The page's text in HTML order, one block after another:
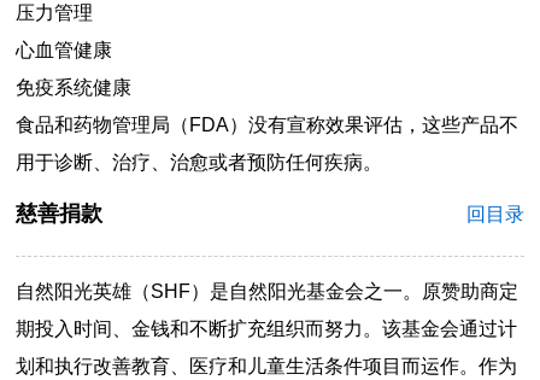
压力管理
心血管健康
免疫系统健康
食品和药物管理局（FDA）没有宣称效果评估，这些产品不
用于诊断、治疗、治愈或者预防任何疾病。
慈善捐款 回目录
自然阳光英雄（SHF）是自然阳光基金会之一。原赞助商定
期投入时间、金钱和不断扩充组织而努力。该基金会通过计
划和执行改善教育、医疗和儿童生活条件项目而运作。作为